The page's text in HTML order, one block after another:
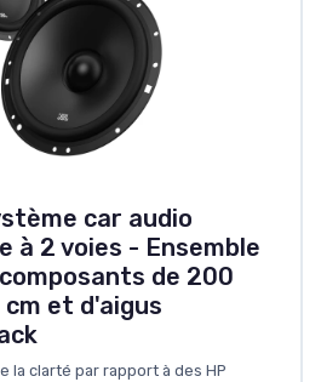
car audio
à 2 voies - Ensemble
de 200
et d'aigus
la clarté par rapport à des HP